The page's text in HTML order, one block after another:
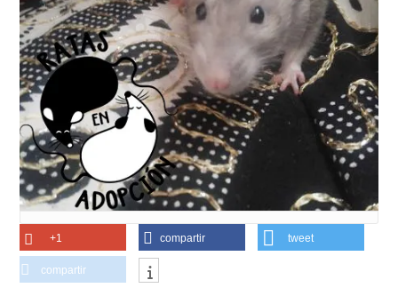
+1 compartir tweet
compartir